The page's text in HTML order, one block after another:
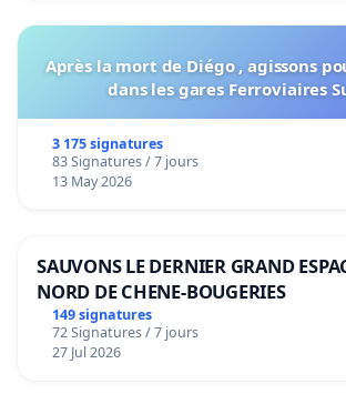
Parlement wallon suite à la rentrée
Une page Facebook "
créé pour avoir plus d'informations et
Un communiqué de presse, une
bannière sont également disponibles
Communiqué de Presse
Après la mort de Diégo , agissons
dans les gares Ferroviaires
3 175 signatures
83 Signatures / 7 jours
13 May 2026
SAUVONS LE DERNIER GRAND
NORD DE CHENE-BOUGERIES
149 signatures
72 Signatures / 7 jours
27 Jul 2026